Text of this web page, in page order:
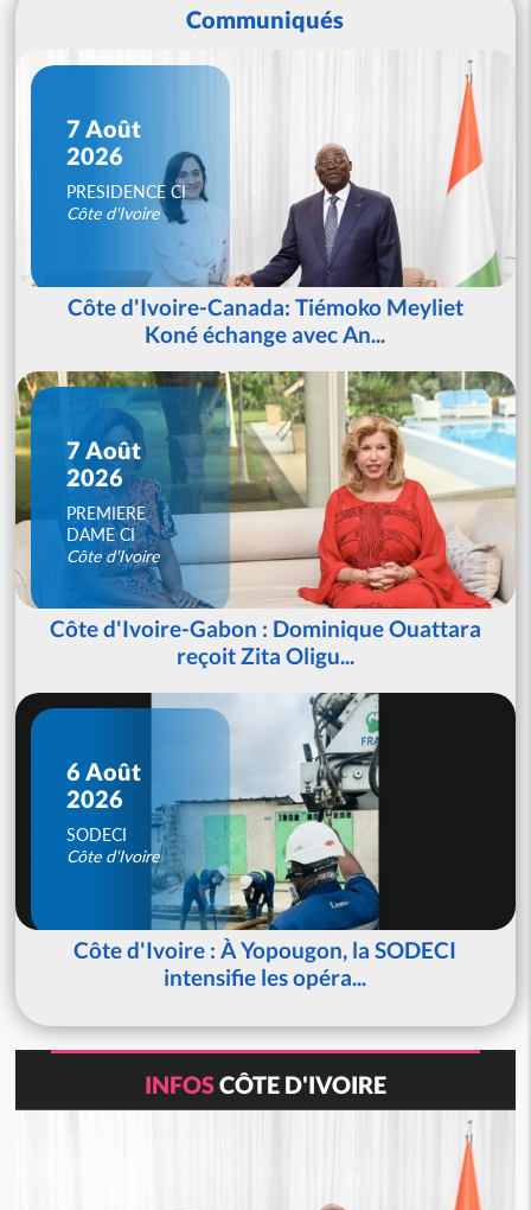
Communiqués
7 Août
2026
PRESIDENCE CI
Côte d'Ivoire
Côte d'Ivoire-Canada: Tiémoko Meyliet
Koné échange avec An...
7 Août
2026
PREMIERE
DAME CI
Côte d'Ivoire
Côte d'Ivoire-Gabon : Dominique Ouattara
reçoit Zita Oligu...
6 Août
2026
SODECI
Côte d'Ivoire
Côte d'Ivoire : À Yopougon, la SODECI
intensifie les opéra...
INFOSCÔTE D'IVOIRE